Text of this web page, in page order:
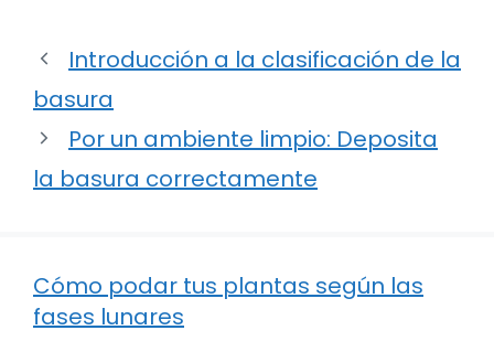
Introducción a la clasificación de la
basura
Por un ambiente limpio: Deposita
la basura correctamente
Cómo podar tus plantas según las
fases lunares